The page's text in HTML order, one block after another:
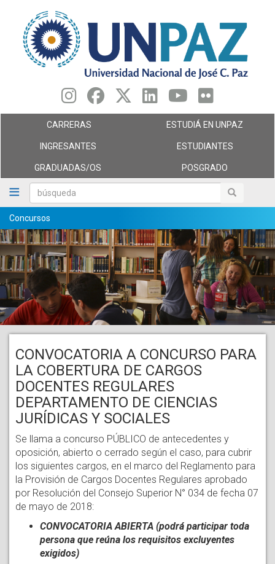
contenido
principal
búsqueda búsqueda
CARRERAS ESTUDIÁ EN UNPAZ
INGRESANTES ESTUDIANTES
GRADUADAS/OS POSGRADO
Concursos
CONVOCATORIA A CONCURSO PARA
LA COBERTURA DE CARGOS
DOCENTES REGULARES
DEPARTAMENTO DE CIENCIAS
JURÍDICAS Y SOCIALES
Se llama a concurso PÚBLICO de antecedentes y
oposición, abierto o cerrado según el caso, para cubrir
los siguientes cargos, en el marco del Reglamento para
la Provisión de Cargos Docentes Regulares aprobado
por Resolución del Consejo Superior N° 034 de fecha 07
de mayo de 2018:
CONVOCATORIA ABIERTA (podrá participar toda
persona que reúna los requisitos excluyentes
exigidos)